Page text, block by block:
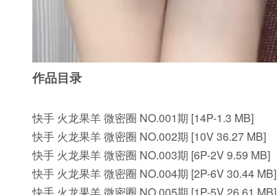
作品目录
快手 火龙果羊 微密圈 NO.001期 [14P-1.3 MB]
快手 火龙果羊 微密圈 NO.002期 [10V 36.27 MB]
快手 火龙果羊 微密圈 NO.003期 [6P-2V 9.59 MB]
快手 火龙果羊 微密圈 NO.004期 [2P-6V 30.44 MB]